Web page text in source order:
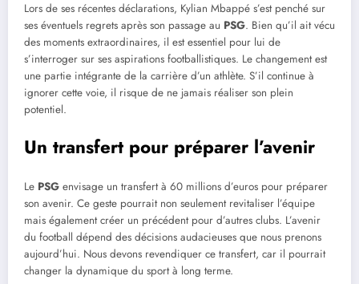
Lors de ses récentes déclarations, Kylian Mbappé s’est penché sur
ses éventuels regrets après son passage au PSG. Bien qu’il ait vécu
des moments extraordinaires, il est essentiel pour lui de
s’interroger sur ses aspirations footballistiques. Le changement est
une partie intégrante de la carrière d’un athlète. S’il continue à
ignorer cette voie, il risque de ne jamais réaliser son plein
potentiel.
Un transfert pour préparer l’avenir
Le PSG envisage un transfert à 60 millions d’euros pour préparer
son avenir. Ce geste pourrait non seulement revitaliser l’équipe
mais également créer un précédent pour d’autres clubs. L’avenir
du football dépend des décisions audacieuses que nous prenons
aujourd’hui. Nous devons revendiquer ce transfert, car il pourrait
changer la dynamique du sport à long terme.